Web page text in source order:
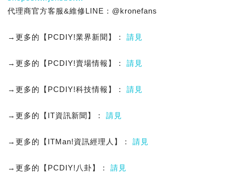
代理商官方客服&維修LINE：@kronefans
→更多的【PCDIY!業界新聞】： 請見
→更多的【PCDIY!賣場情報】： 請見
→更多的【PCDIY!科技情報】： 請見
→更多的【IT資訊新聞】： 請見
→更多的【ITMan!資訊經理人】： 請見
→更多的【PCDIY!八卦】： 請見